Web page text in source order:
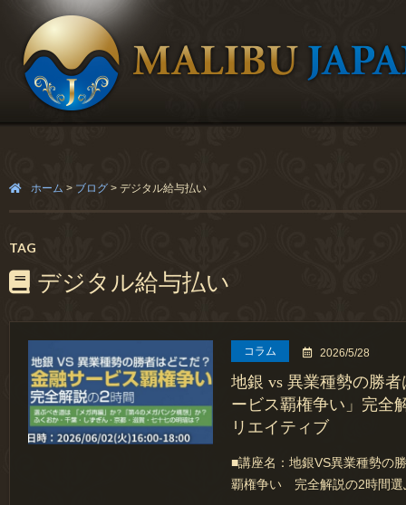
ホーム > ブログ > デジタル給与払い
TAG
デジタル給与払い
コラム 2026/5/28
地銀 vs 異業種勢の勝
ービス覇権争い」完全
リエイティブ
■講座名：地銀VS異業種勢の
覇権争い 完全解説の2時間